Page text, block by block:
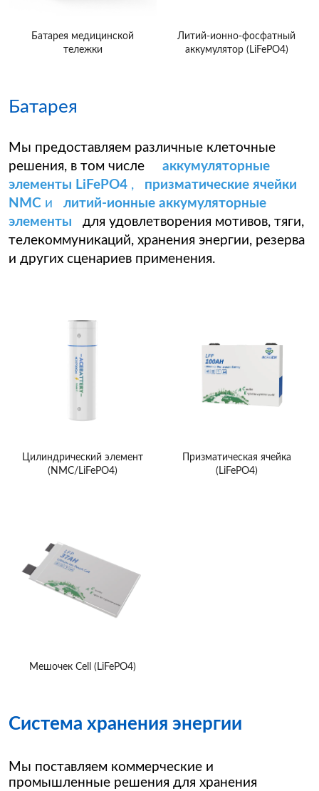
Батарея медицинской
тележки
Литий-ионно-фосфатный
аккумулятор (LiFePO4)
Батарея
Мы предоставляем различные клеточные
решения, в том числе
аккумуляторные
элементы LiFePO4 , призматические ячейки
NMC и литий-ионные аккумуляторные
элементы
для удовлетворения мотивов, тяги,
телекоммуникаций, хранения энергии, резерва
и других сценариев применения.
Цилиндрический элемент
(NMC/LiFePO4)
Призматическая ячейка
(LiFePO4)
Мешочек Cell (LiFePO4)
Система хранения энергии
Мы поставляем коммерческие и
промышленные решения для хранения